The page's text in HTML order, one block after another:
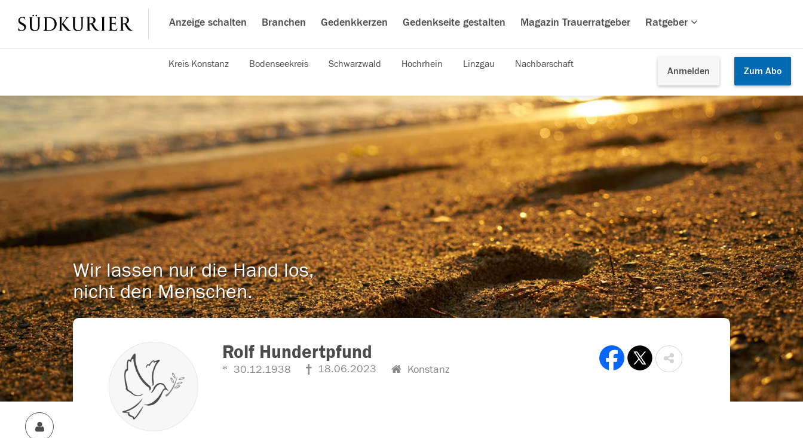
Anzeige schalten Branchen Gedenkkerzen Gedenkseite gestalten Magazin Trauerratgeber Ratgeber
Anmelden Zum Abo
Kreis Konstanz Bodenseekreis Schwarzwald Hochrhein Linzgau Nachbarschaft
Wir lassen nur die Hand los,
nicht den Menschen.
Rolf Hundertpfund
30.12.1938 18.06.2023 Konstanz